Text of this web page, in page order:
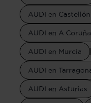
AUDI en Castellón
AUDI en A Coruña
AUDI en Murcia
AUDI en
AUDI en Asturias